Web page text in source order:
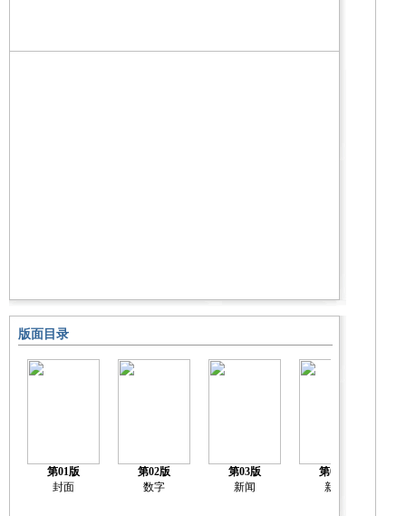
版面目录
第01版
封面
第02版
数字
第03版
新闻
第04版
新闻